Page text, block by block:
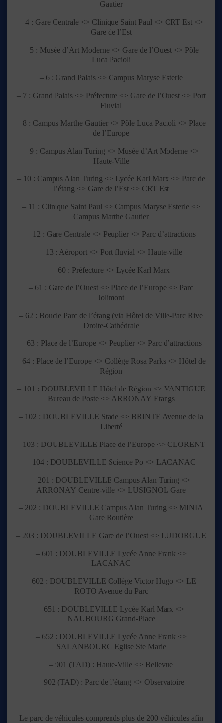
Gautier
– 4 : Gare Centrale <> Clinique Saint Paul <> CRT Est <>
Gare de l’Est
– 5 : Musée d’Art Moderne <> Gare de l’Ouest <> Pôle
Luca Pacioli
– 6 : Grand Palais <> Campus Maryse Esterle
– 7 : Grand Palais <> Préfecture <> Gare de l’Ouest <> Port
Fluvial
– 8 : Campus Marthe Gautier <> Pôle Luca Pacioli <> Place
de l’Europe
– 9 : Campus Alan Turing <> Musée d’Art Moderne <>
Haute-Ville
– 10 : Campus Alan Turing <> Lycée Karl Marx <> Parc de
l’étang <> Gare de l’Est <> CRT Est
– 11 : Clinique Saint Paul <> Campus Maryse Esterle <>
Campus Marthe Gautier
– 12 : Gare Centrale <> Peuplier <> Parc d’attractions
– 13 : Aéroport <> Port fluvial <> Haute-ville
– 60 : Préfecture <> Lycée Karl Marx
– 61 : Gare de l’Ouest <> Place de l’Europe <> Parc
Jolimont
– 62 : Boucle Parc de l’étang (via Hôtel de Ville-Parc Rive
Droite-Cathédrale
– 63 : Place de l’Europe <> Peuplier <> Parc d’attractions
– 64 : Place de l’Europe <> Collège Rosa Parks <> Hôtel de
Région
– 101 : DOUBLEVILLE Hôtel de Région <> VANTIGUE
Bureau de Poste <> ARRONAY Etangs
– 102 : DOUBLEVILLE Stade <> BRINTE Avenue de la
Liberté
– 103 : DOUBLEVILLE Place de l’Europe <> CLORENT
– 104 : DOUBLEVILLE Science Po <> LACANAC
– 201 : DOUBLEVILLE Campus Alan Turing <>
ARRONAY Centre-ville <> LUSIGNOL Gare
– 202 : DOUBLEVILLE Campus Alan Turing <> MINIA
Gare Routière
– 203 : DOUBLEVILLE Gare de l’Ouest <> LUDORGUE
– 601 : DOUBLEVILLE Lycée Anne Frank <>
LACANAC
– 602 : DOUBLEVILLE Collège Victor Hugo <> LE
ROTO Avenue du Parc
– 651 : DOUBLEVILLE Lycée Karl Marx <>
NAUBOURG Grand-Place
– 652 : DOUBLEVILLE Lycée Anne Frank <>
SALANBOURG Eglise Ste Marie
– 901 (TAD) : Haute-Ville <> Bellevue
– 902 (TAD) : Parc de l’étang <> Observatoire
Le parc de véhicules comprends plus de 200 véhicules afin